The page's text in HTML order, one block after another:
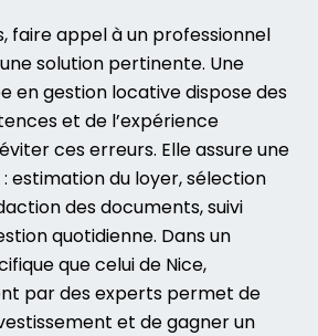
faire appel à un professionnel
solution pertinente. Une
en gestion locative dispose des
et de l’expérience
ces erreurs. Elle assure une
estimation du loyer, sélection
des documents, suivi
quotidienne. Dans un
que celui de Nice,
par des experts permet de
et de gagner un